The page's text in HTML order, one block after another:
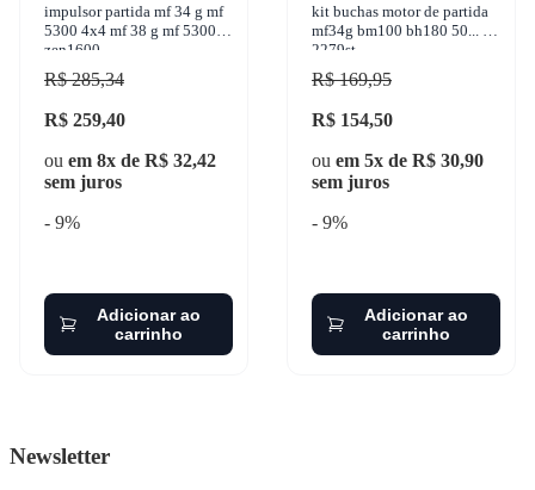
impulsor partida mf 34 g mf
5300 4x4 mf 38 g mf 5300
zen1600
R$ 285,34
R$ 259,40
ou em 8x de R$ 32,42
sem juros
- 9%
Adicionar ao
carrinho
kit buchas motor de partida
mf34g bm100 bh180 50... w-
2279st
R$ 169,95
R$ 154,50
ou em 5x de R$ 30,90
sem juros
- 9%
Adicionar ao
carrinho
Newsletter